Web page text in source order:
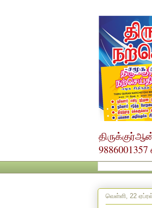
வெள்ளி, 22